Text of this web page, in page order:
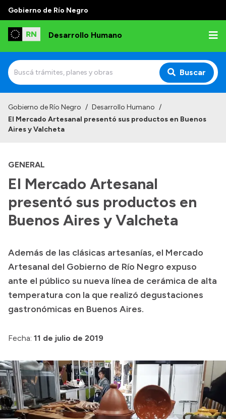
Gobierno de Río Negro
Desarrollo Humano
Buscar
Institucional
Autoridades
Delegaciones
Normativa
Presupuesto
Boletín Oficial
Compras y licitaciones
Consulta de expedientes
Convocatorias
Intranet
Login
Gobierno de Río Negro / Desarrollo Humano /
El Mercado Artesanal presentó sus productos en Buenos
Aires y Valcheta
GENERAL
El Mercado Artesanal
presentó sus productos en
Buenos Aires y Valcheta
Además de las clásicas artesanías, el Mercado
Artesanal del Gobierno de Río Negro expuso
ante el público su nueva línea de cerámica de alta
temperatura con la que realizó degustaciones
gastronómicas en Buenos Aires.
Fecha: 11 de julio de 2019